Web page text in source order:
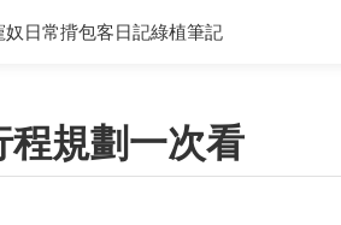
奴日常揹包客日記綠植筆記
規劃一次看